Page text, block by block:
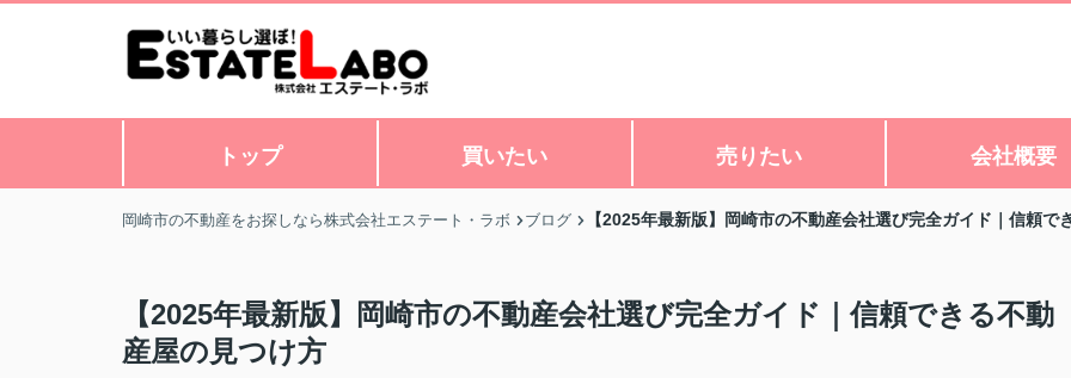
トップ 買いたい 売りたい 会社概要
岡崎市の不動産をお探しなら株式会社エステート・ラボ ブログ 【2025年最新版】岡崎市の不動産会社選び完全ガイド｜信頼で
【2025年最新版】岡崎市の不動産会社選び完全ガイド｜信頼できる不動
産屋の見つけ方